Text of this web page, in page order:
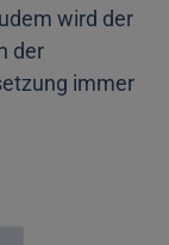
wird der
der
immer